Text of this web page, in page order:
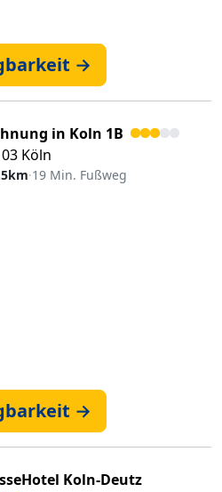
→
in Koln 1B
Köln
·19 Min. Fußweg
→
Koln-Deutz